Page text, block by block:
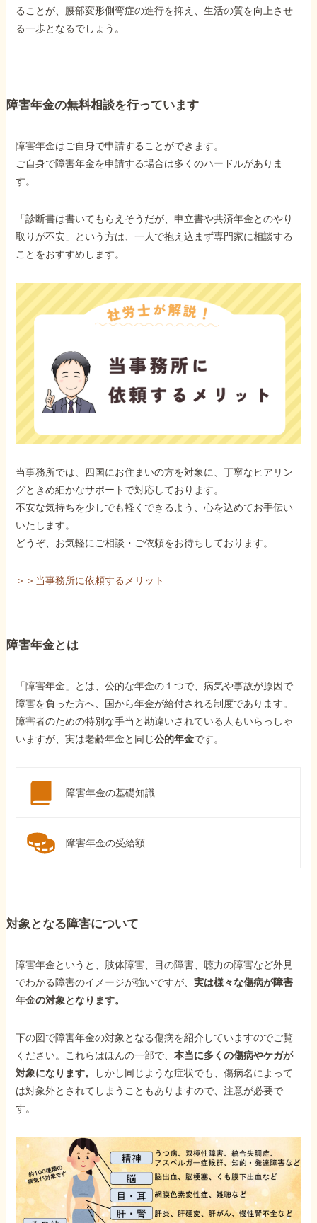
ることが、腰部変形側弯症の進行を抑え、生活の質を向上させ
る一歩となるでしょう。
障害年金の無料相談を行っています
障害年金はご自身で申請することができます。
ご自身で障害年金を申請する場合は多くのハードルがありま
す。
「診断書は書いてもらえそうだが、申立書や共済年金とのやり
取りが不安」という方は、一人で抱え込まず専門家に相談する
ことをおすすめします。
当事務所では、四国にお住まいの方を対象に、丁寧なヒアリン
グときめ細かなサポートで対応しております。
不安な気持ちを少しでも軽くできるよう、心を込めてお手伝い
いたします。
どうぞ、お気軽にご相談・ご依頼をお待ちしております。
＞＞当事務所に依頼するメリット
障害年金とは
「障害年金」とは、公的な年金の１つで、病気や事故が原因で
障害を負った方へ、国から年金が給付される制度であります。
障害者のための特別な手当と勘違いされている人もいらっしゃ
いますが、実は老齢年金と同じ公的年金です。
障害年金の基礎知識
障害年金の受給額
対象となる障害について
障害年金というと、肢体障害、目の障害、聴力の障害など外見
でわかる障害のイメージが強いですが、実は様々な傷病が障害
年金の対象となります。
下の図で障害年金の対象となる傷病を紹介していますのでご覧
ください。これらはほんの一部で、本当に多くの傷病やケガが
対象になります。
しかし同じような症状でも、傷病名によって
は対象外とされてしまうこともありますので、注意が必要で
す。